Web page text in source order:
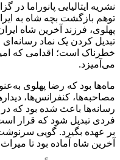
توهم بازگشت بچه شاه به
پهلوی، فرزند آخرین شاه
تبدیل کردن یک نماد
خطرناک است؛ اقدامی که
می‌آمیزد.
ماه‌ها بود که رضا پهلوی
مصاحبه‌ها، کنفرانس‌ها،
رسانه‌ها باعث شده بود که در
فردی تبدیل شود که قرار
بر عهده بگیرد. گویی
آخرین شاه آماده بود تا